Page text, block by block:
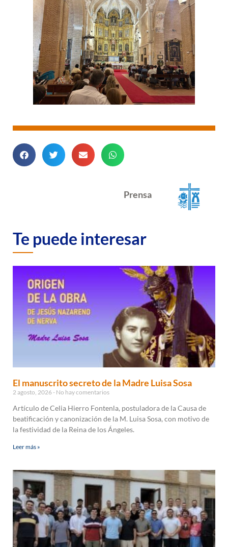
Prensa
Te puede interesar
El manuscrito secreto de la Madre Luisa Sosa
2 agosto, 2026 No hay comentarios
Artículo de Celia Hierro Fontenla, postuladora de la Causa de
beatificación y canonización de la M. Luisa Sosa, con motivo de
la festividad de la Reina de los Ángeles.
Leer más »